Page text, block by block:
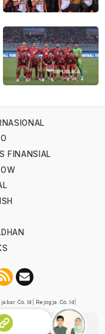
FINANSIAL
Rejogja.co.id
Pers